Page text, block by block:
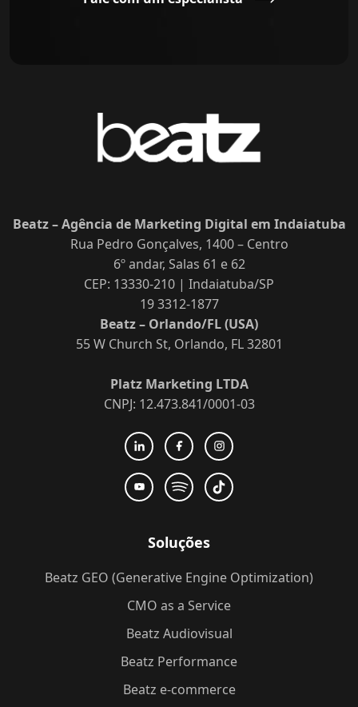
Beatz – Agência de Marketing Digital em Indaiatuba
Rua Pedro Gonçalves, 1400 – Centro
6º andar, Salas 61 e 62
CEP: 13330-210 | Indaiatuba/SP
19 3312-1877
Beatz – Orlando/FL (USA)
55 W Church St, Orlando, FL 32801
Platz Marketing LTDA
CNPJ: 12.473.841/0001-03
Soluções
Beatz GEO (Generative Engine Optimization)
CMO as a Service
Beatz Audiovisual
Beatz Performance
Beatz e-commerce